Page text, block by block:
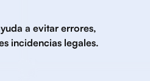
a evitar errores,
incidencias legales.